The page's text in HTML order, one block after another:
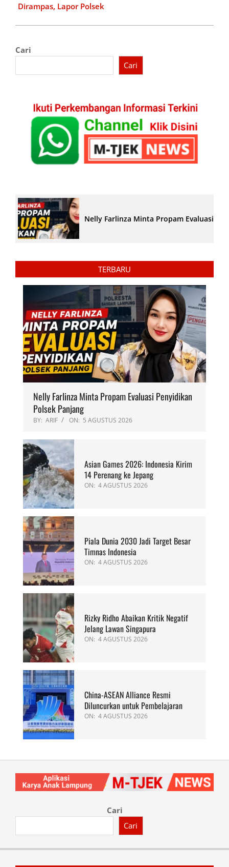
Dirampas, Lapor Polsek
Cari
Cari
Nelly Farlinza Minta Propam Evaluasi
TERBARU
Nelly Farlinza Minta Propam Evaluasi Penyidikan
Polsek Panjang
BY: ARIF ON: 5 AGUSTUS 2026
Asian Games 2026: Indonesia Kirim
14 Perenang ke Jepang
ON: 4 AGUSTUS 2026
Piala Dunia 2030 Jadi Target Besar
Timnas Indonesia
ON: 4 AGUSTUS 2026
Rizky Ridho Abaikan Kritik Negatif
Jelang Lawan Singapura
ON: 4 AGUSTUS 2026
China-ASEAN Alliance Resmi
Diluncurkan untuk Pembelajaran
ON: 4 AGUSTUS 2026
Cari
Cari